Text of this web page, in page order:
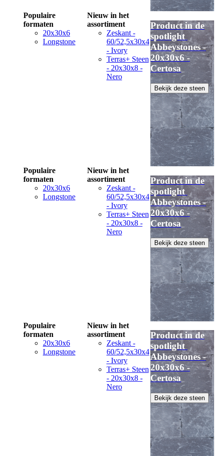
Populaire
formaten
20x30x6
Longstone
Nieuw in het
assortiment
Zeskant -
60/52,5x30x4
- Ivory
Terras+ Steen
- 20x30x8 -
Nero
Product in de
spotlight
Abbeystones -
20x30x6 -
Certosa
Bekijk deze steen
Populaire
formaten
20x30x6
Longstone
Nieuw in het
assortiment
Zeskant -
60/52,5x30x4
- Ivory
Terras+ Steen
- 20x30x8 -
Nero
Product in de
spotlight
Abbeystones -
20x30x6 -
Certosa
Bekijk deze steen
Populaire
formaten
20x30x6
Longstone
Nieuw in het
assortiment
Zeskant -
60/52,5x30x4
- Ivory
Terras+ Steen
- 20x30x8 -
Nero
Product in de
spotlight
Abbeystones -
20x30x6 -
Certosa
Bekijk deze steen